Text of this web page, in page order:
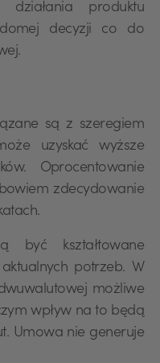
działania produktu
decyzji co do
są z szeregiem
uzyskać wyższe
Oprocentowanie
zdecydowanie
być kształtowane
potrzeb. W
możliwe
wpływ na to będą
Umowa nie generuje